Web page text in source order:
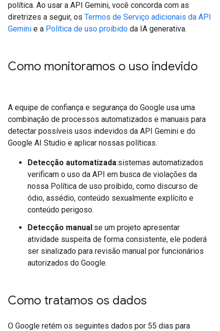
política. Ao usar a API Gemini, você concorda com as
diretrizes a seguir, os Termos de Serviço adicionais da API
Gemini e a Política de uso proibido da IA generativa.
Como monitoramos o uso indevido
A equipe de confiança e segurança do Google usa uma
combinação de processos automatizados e manuais para
detectar possíveis usos indevidos da API Gemini e do
Google AI Studio e aplicar nossas políticas.
Detecção automatizada:sistemas automatizados
verificam o uso da API em busca de violações da
nossa Política de uso proibido, como discurso de
ódio, assédio, conteúdo sexualmente explícito e
conteúdo perigoso.
Detecção manual:se um projeto apresentar
atividade suspeita de forma consistente, ele poderá
ser sinalizado para revisão manual por funcionários
autorizados do Google.
Como tratamos os dados
O Google retém os seguintes dados por 55 dias para